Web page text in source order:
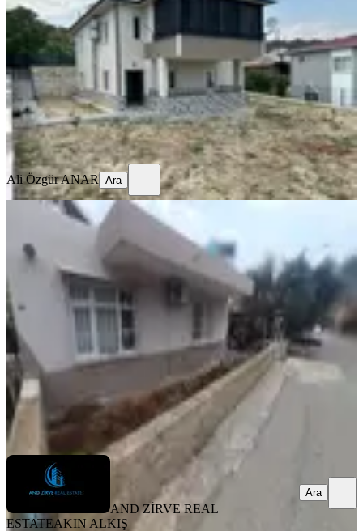
Mezitli, Kuzucu Mahallesi
2+1
15.250.000 ₺
Ali Özgür ANAR
Ara
Ali Özgür ANAR Ara
Soli Center Avm'ye Yakın 510 M²
Arsa İçinde 3+1 Bahçeli Müstakil
Mezitli, Akdeniz Mahallesi
3+1· 08.02.2026
16.500.000 ₺
AND ZİRVE REAL ESTATE AKIN ALKIŞ
AND ZİRVE REAL
ESTATEAKIN ALKIŞ
Ara